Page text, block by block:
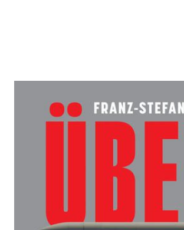
Überfall
Zur Wunschliste hinzufügen
Wenn der Krieg nach Österreich kommt
Franz-Stefan Gady